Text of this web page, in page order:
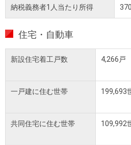
納税義務者1人当たり所得
住宅・自動車
新設住宅着工戸数 4,266戸
一戸建に住む世帯 199,693
共同住宅に住む世帯 109,992